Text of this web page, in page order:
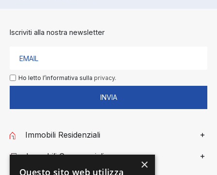
Iscriviti alla nostra newsletter
Ho letto l’informativa sulla privacy.
INVIA
Immobili Residenziali
Immobili Commerciali
×
Questo sito web utilizza